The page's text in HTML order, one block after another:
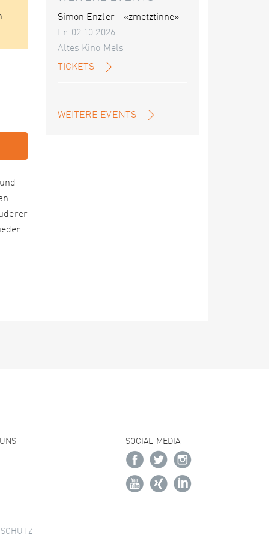
Simon Enzler - «zmetztinne»
Fr. 02.10.2026
Altes Kino Mels
TICKETS
WEITERE EVENTS
SOCIAL MEDIA